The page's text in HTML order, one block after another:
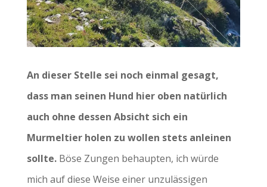
An dieser Stelle sei noch einmal gesagt,
dass man seinen Hund hier oben natürlich
auch ohne dessen Absicht sich ein
Murmeltier holen zu wollen stets anleinen
sollte. Böse Zungen behaupten, ich würde
mich auf diese Weise einer unzulässigen